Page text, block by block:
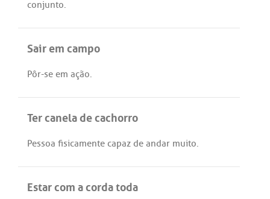
conjunto.
Sair em campo
Pôr-se em ação.
Ter canela de cachorro
Pessoa fisicamente capaz de andar muito.
Estar com a corda toda